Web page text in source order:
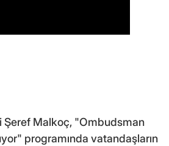
Şeref Malkoç, "Ombudsman
programında vatandaşların